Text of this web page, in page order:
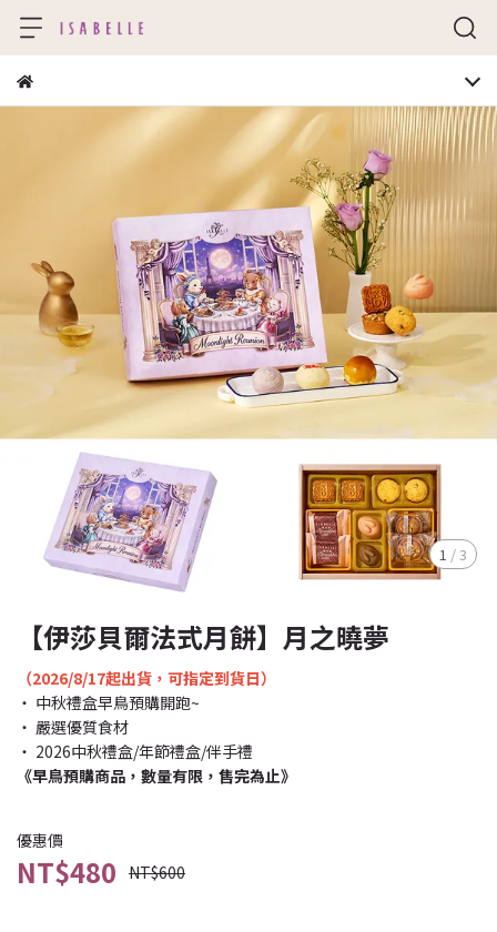
1 /3
【伊莎貝爾法式月餅】月之曉夢
（2026/8/17起出貨，可指定到貨日）
‧ 中秋禮盒早鳥預購開跑~
‧ 嚴選優質食材
‧ 2026中秋禮盒/年節禮盒/伴手禮
《早鳥預購商品，數量有限，售完為止》
優惠價
NT$480 NT$600